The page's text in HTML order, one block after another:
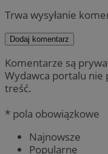
Trwa wysyłanie
Dodaj komentarz
Komentarze są
Wydawca portalu nie
treść.
* pola obowiązkowe
Najnowsze
Popularne